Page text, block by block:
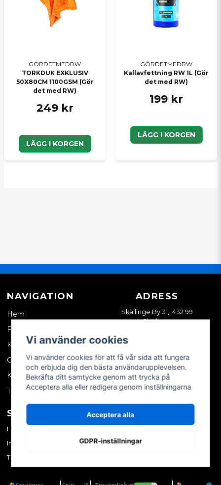
GÖRDETMEDRW
TORKDUK EXKLUSIV
50X80CM 1100GSM (Gör
det med RW)
249 kr
LÄGG I KORGEN
GÖRDETMEDRW
Kallavfettning RW 1L (Gör
det med RW)
199 kr
LÄGG I KORGEN
NAVIGATION
Hem
Företagskund
Kontakta oss
Om oss
Köpvillkor
Tips & trix
ADRESS
Skällinge By 31, 432 99
Skällinge
SOCIALA MEDIER
Facebook
Instagram
TikTok
MITT KONTO
Skapa konto
Vi använder cookies
Vi använder cookies för att få vår sida att fungera
och erbjuda dig den bästa användarupplevelsen.
Bekräfta ditt samtycke genom att trycka på
Acceptera alla eller redigera genom inställningarna
Acceptera alla
GDPR-inställningar